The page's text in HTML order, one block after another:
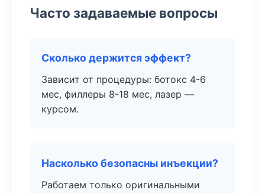
Часто задаваемые вопросы
Сколько держится эффект?
Зависит от процедуры: ботокс 4-6
мес, филлеры 8-18 мес, лазер —
курсом.
Насколько безопасны инъекции?
Работаем только оригинальными